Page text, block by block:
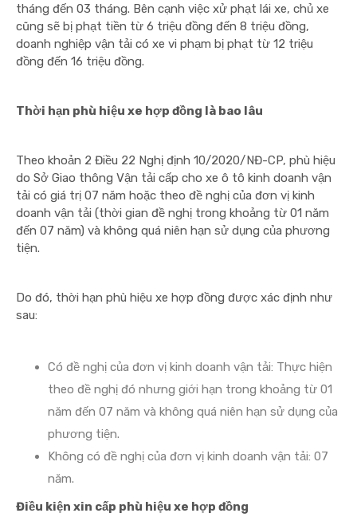
tháng đến 03 tháng. Bên cạnh việc xử phạt lái xe, chủ xe
cũng sẽ bị phạt tiền từ 6 triệu đồng đến 8 triệu đồng,
doanh nghiệp vận tải có xe vi phạm bị phạt từ 12 triệu
đồng đến 16 triệu đồng.
Thời hạn phù hiệu xe hợp đồng là bao lâu
Theo khoản 2 Điều 22 Nghị định 10/2020/NĐ-CP, phù hiệu
do Sở Giao thông Vận tải cấp cho xe ô tô kinh doanh vận
tải có giá trị 07 năm hoặc theo đề nghị của đơn vị kinh
doanh vận tải (thời gian đề nghị trong khoảng từ 01 năm
đến 07 năm) và không quá niên hạn sử dụng của phương
tiện.
Do đó, thời hạn phù hiệu xe hợp đồng được xác định như
sau:
Có đề nghị của đơn vị kinh doanh vận tải: Thực hiện
theo đề nghị đó nhưng giới hạn trong khoảng từ 01
năm đến 07 năm và không quá niên hạn sử dụng của
phương tiện.
Không có đề nghị của đơn vị kinh doanh vận tải: 07
năm.
Điều kiện xin cấp phù hiệu xe hợp đồng